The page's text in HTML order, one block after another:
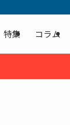
特集 コラム